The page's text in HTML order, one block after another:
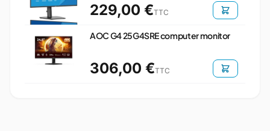
229,00 €TTC
AOC G4 25G4SRE computer monitor
306,00 €TTC